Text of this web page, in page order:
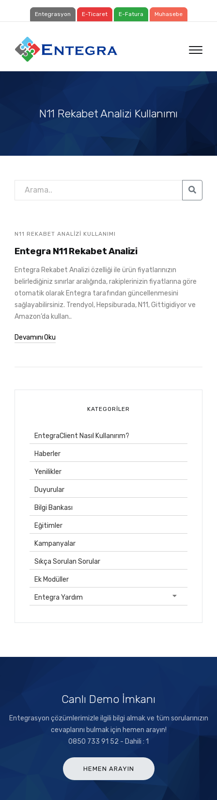
Entegrasyon E-Ticaret E-Fatura Muhasebe
N11 Rekabet Analizi Kullanımı
N11 REKABET ANALIZI KULLANIMI
Entegra N11 Rekabet Analizi
Entegra Rekabet Analizi özelliği ile ürün fiyatlarınızın
belirlediğiniz sınırlar aralığında, rakiplerinizin fiyatlarına göre
otomatik olarak Entegra tarafından güncellenmesini
sağlayabilirsiniz. Trendyol, Hepsiburada, N11, Gittigidiyor ve
Amazon’da kullan..
Devamını Oku
KATEGORILER
EntegraClient Nasıl Kullanırım?
Haberler
Yenilikler
Duyurular
Bilgi Bankası
Eğitimler
Kampanyalar
Sıkça Sorulan Sorular
Ek Modüller
Entegra Yardım
Canlı Demo İmkanı
Entegrasyon çözümlerimizle ilgili bilgi almak ve tüm sorularınızın
cevaplarını bulmak için hemen arayın!
0850 733 91 52 - Dahili : 1
HEMEN ARAYIN